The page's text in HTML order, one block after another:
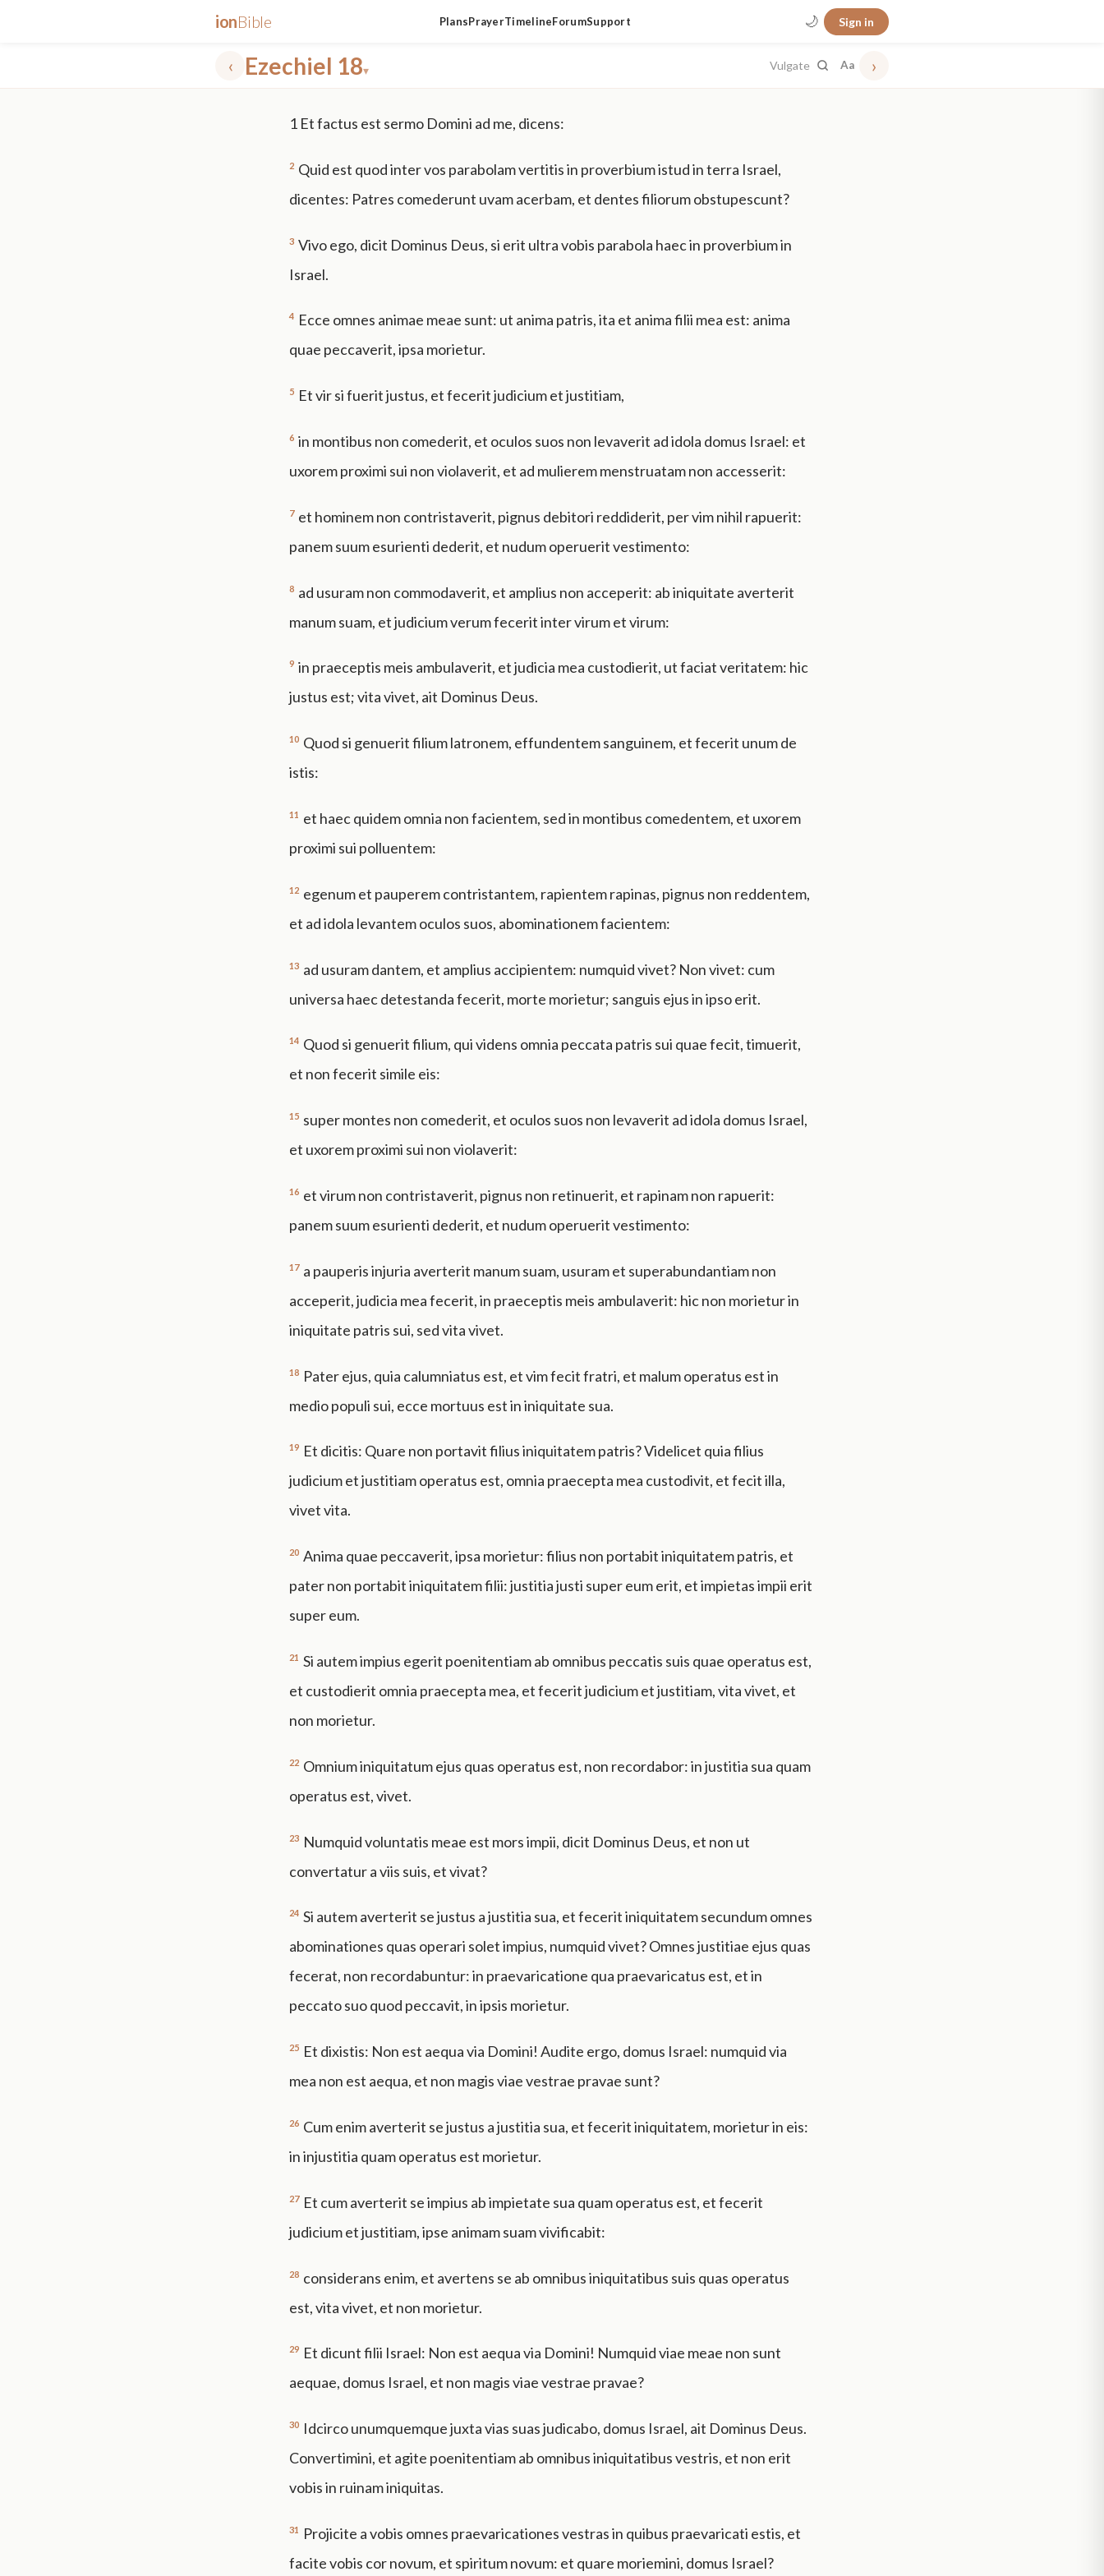
ionBible PlansPrayerTimelineForumSupport 🌙 Sign in
‹ Ezechiel 18▾ Vulgate Aa ›
1 Et factus est sermo Domini ad me, dicens:
2 Quid est quod inter vos parabolam vertitis in proverbium istud in terra Israel,
dicentes: Patres comederunt uvam acerbam, et dentes filiorum obstupescunt?
3 Vivo ego, dicit Dominus Deus, si erit ultra vobis parabola haec in proverbium in
Israel.
4 Ecce omnes animae meae sunt: ut anima patris, ita et anima filii mea est: anima
quae peccaverit, ipsa morietur.
5 Et vir si fuerit justus, et fecerit judicium et justitiam,
6 in montibus non comederit, et oculos suos non levaverit ad idola domus Israel: et
uxorem proximi sui non violaverit, et ad mulierem menstruatam non accesserit:
7 et hominem non contristaverit, pignus debitori reddiderit, per vim nihil rapuerit:
panem suum esurienti dederit, et nudum operuerit vestimento:
8 ad usuram non commodaverit, et amplius non acceperit: ab iniquitate averterit
manum suam, et judicium verum fecerit inter virum et virum:
9 in praeceptis meis ambulaverit, et judicia mea custodierit, ut faciat veritatem: hic
justus est; vita vivet, ait Dominus Deus.
10 Quod si genuerit filium latronem, effundentem sanguinem, et fecerit unum de
istis:
11 et haec quidem omnia non facientem, sed in montibus comedentem, et uxorem
proximi sui polluentem:
12 egenum et pauperem contristantem, rapientem rapinas, pignus non reddentem,
et ad idola levantem oculos suos, abominationem facientem:
13 ad usuram dantem, et amplius accipientem: numquid vivet? Non vivet: cum
universa haec detestanda fecerit, morte morietur; sanguis ejus in ipso erit.
14 Quod si genuerit filium, qui videns omnia peccata patris sui quae fecit, timuerit,
et non fecerit simile eis:
15 super montes non comederit, et oculos suos non levaverit ad idola domus Israel,
et uxorem proximi sui non violaverit:
16 et virum non contristaverit, pignus non retinuerit, et rapinam non rapuerit:
panem suum esurienti dederit, et nudum operuerit vestimento:
17 a pauperis injuria averterit manum suam, usuram et superabundantiam non
acceperit, judicia mea fecerit, in praeceptis meis ambulaverit: hic non morietur in
iniquitate patris sui, sed vita vivet.
18 Pater ejus, quia calumniatus est, et vim fecit fratri, et malum operatus est in
medio populi sui, ecce mortuus est in iniquitate sua.
19 Et dicitis: Quare non portavit filius iniquitatem patris? Videlicet quia filius
judicium et justitiam operatus est, omnia praecepta mea custodivit, et fecit illa,
vivet vita.
20 Anima quae peccaverit, ipsa morietur: filius non portabit iniquitatem patris, et
pater non portabit iniquitatem filii: justitia justi super eum erit, et impietas impii erit
super eum.
21 Si autem impius egerit poenitentiam ab omnibus peccatis suis quae operatus est,
et custodierit omnia praecepta mea, et fecerit judicium et justitiam, vita vivet, et
non morietur.
22 Omnium iniquitatum ejus quas operatus est, non recordabor: in justitia sua quam
operatus est, vivet.
23 Numquid voluntatis meae est mors impii, dicit Dominus Deus, et non ut
convertatur a viis suis, et vivat?
24 Si autem averterit se justus a justitia sua, et fecerit iniquitatem secundum omnes
abominationes quas operari solet impius, numquid vivet? Omnes justitiae ejus quas
fecerat, non recordabuntur: in praevaricatione qua praevaricatus est, et in
peccato suo quod peccavit, in ipsis morietur.
25 Et dixistis: Non est aequa via Domini! Audite ergo, domus Israel: numquid via
mea non est aequa, et non magis viae vestrae pravae sunt?
26 Cum enim averterit se justus a justitia sua, et fecerit iniquitatem, morietur in eis:
in injustitia quam operatus est morietur.
27 Et cum averterit se impius ab impietate sua quam operatus est, et fecerit
judicium et justitiam, ipse animam suam vivificabit:
28 considerans enim, et avertens se ab omnibus iniquitatibus suis quas operatus
est, vita vivet, et non morietur.
29 Et dicunt filii Israel: Non est aequa via Domini! Numquid viae meae non sunt
aequae, domus Israel, et non magis viae vestrae pravae?
30 Idcirco unumquemque juxta vias suas judicabo, domus Israel, ait Dominus Deus.
Convertimini, et agite poenitentiam ab omnibus iniquitatibus vestris, et non erit
vobis in ruinam iniquitas.
31
Projicite a vobis omnes praevaricationes vestras in quibus praevaricati estis, et
facite vobis cor novum, et spiritum novum: et quare moriemini, domus Israel?